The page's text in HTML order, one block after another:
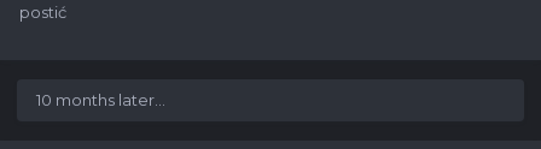
postić
10 months later...